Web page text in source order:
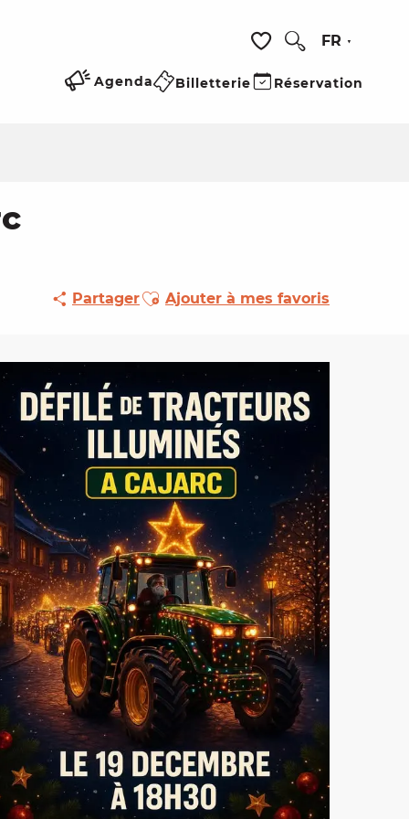
Voir les favoris
FR
Agenda Billetterie Réservation
PartagerAjouter aux favoris
Ajouter à mes favoris